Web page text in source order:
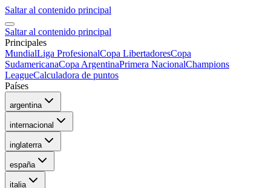
Saltar al contenido principal
Saltar al contenido principal
Principales
MundialLiga ProfesionalCopa LibertadoresCopa
SudamericanaCopa ArgentinaPrimera NacionalChampions
LeagueCalculadora de puntos
Países
argentina
internacional
inglaterra
españa
italia